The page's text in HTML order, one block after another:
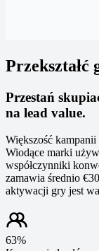
Przekształć
Przestań
na lead value.
Większość
Wiodące marki
współczynniki
zamawia średnio
aktywacji gry jest
63%